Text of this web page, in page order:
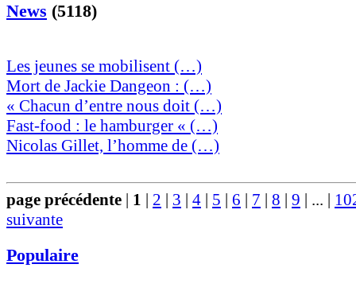
News (5118)
Les jeunes se mobilisent (…)
Mort de Jackie Dangeon : (…)
« Chacun d’entre nous doit (…)
Fast-food : le hamburger « (…)
Nicolas Gillet, l’homme de (…)
page précédente | 1 | 2 | 3 | 4 | 5 | 6 | 7 | 8 | 9 | ... |
suivante
Populaire